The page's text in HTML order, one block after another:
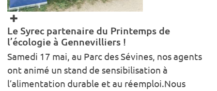
Le Syrec partenaire du Printemps de
l’écologie à Gennevilliers !
Samedi 17 mai, au Parc des Sévines, nos agents
ont animé un stand de sensibilisation à
l’alimentation durable et au réemploi.Nous